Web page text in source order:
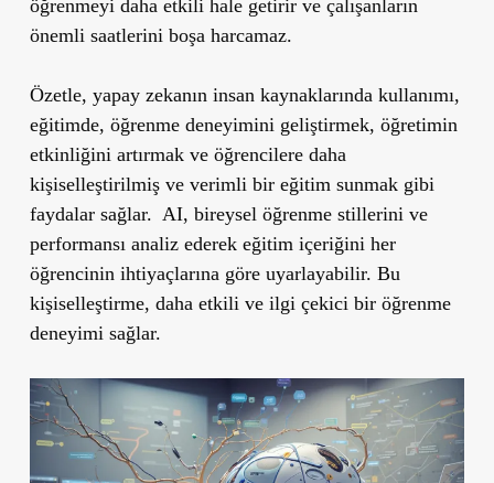
öğrenmeyi daha etkili hale getirir ve çalışanların
önemli saatlerini boşa harcamaz.
Özetle, yapay zekanın insan kaynaklarında kullanımı,
eğitimde, öğrenme deneyimini geliştirmek, öğretimin
etkinliğini artırmak ve öğrencilere daha
kişiselleştirilmiş ve verimli bir eğitim sunmak gibi
faydalar sağlar. AI, bireysel öğrenme stillerini ve
performansı analiz ederek eğitim içeriğini her
öğrencinin ihtiyaçlarına göre uyarlayabilir. Bu
kişiselleştirme, daha etkili ve ilgi çekici bir öğrenme
deneyimi sağlar.